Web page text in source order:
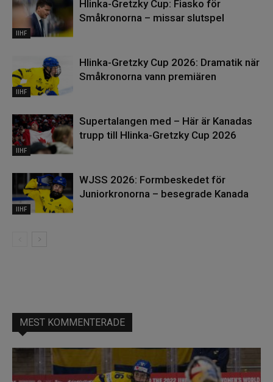
IIHF
Hlinka-Gretzky Cup: Fiasko för
Småkronorna – missar slutspel
IIHF
Hlinka-Gretzky Cup 2026: Dramatik när
Småkronorna vann premiären
IIHF
Supertalangen med – Här är Kanadas
trupp till Hlinka-Gretzky Cup 2026
IIHF
WJSS 2026: Formbeskedet för
Juniorkronorna – besegrade Kanada
MEST KOMMENTERADE